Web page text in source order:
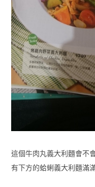
這個牛肉丸義大利麵會不
有下方的蛤蜊義大利麵滿